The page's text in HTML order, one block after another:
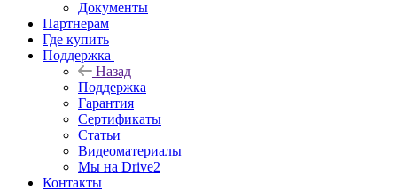
Документы
Партнерам
Где купить
Поддержка
Назад
Поддержка
Гарантия
Сертификаты
Статьи
Видеоматериалы
Мы на Drive2
Контакты